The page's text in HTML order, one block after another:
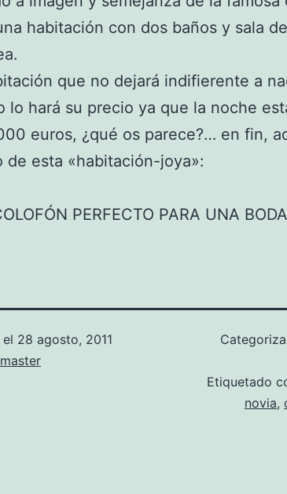
habitación con dos baños y sala
que no dejará indifierente a
lo hará su precio ya que la noche
euros, ¿qué os parece?… en fin,
de esta «habitación-joya»:
PERFECTO PARA UNA
28 agosto, 2011
Etiquetado
novia,